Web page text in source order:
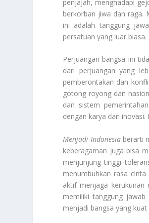
penjajah, menghadapi
berkorban jiwa dan raga.
ini adalah tanggung
persatuan yang luar
Perjuangan bangsa ini
dari perjuangan yang
pemberontakan dan
gotong royong dan
dan sistem
dengan karya dan
Menjadi Indonesiaberarti
keberagaman juga bisa
menjunjung tinggi
menumbuhkan rasa
aktif menjaga kerukunan
memiliki tanggung
menjadi bangsa yang